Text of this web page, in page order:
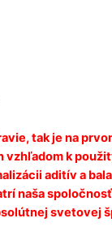
tak je na
vzhľadom k
aditív a
naša
svetovej